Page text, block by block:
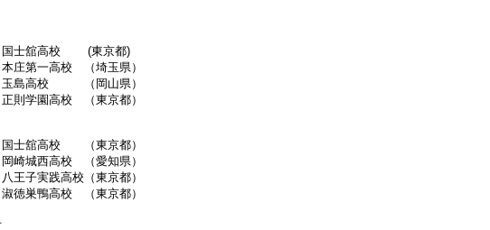
士舘高校 (東京都)
庄第一高校 （埼玉県）
島高校 （岡山県）
園高校 （東京都）
舘高校 （東京都）
崎城西高校 （愛知県）
王子実践高校（東京都）
鴨高校 （東京都）